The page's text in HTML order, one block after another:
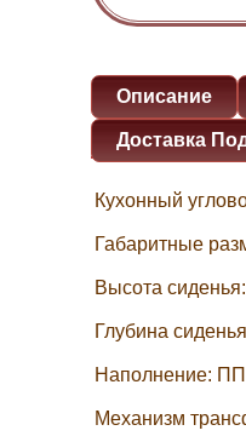
Описание
Доставка
Кухонный
Габаритные
Высота
Глубина
Наполнение:
Механизм